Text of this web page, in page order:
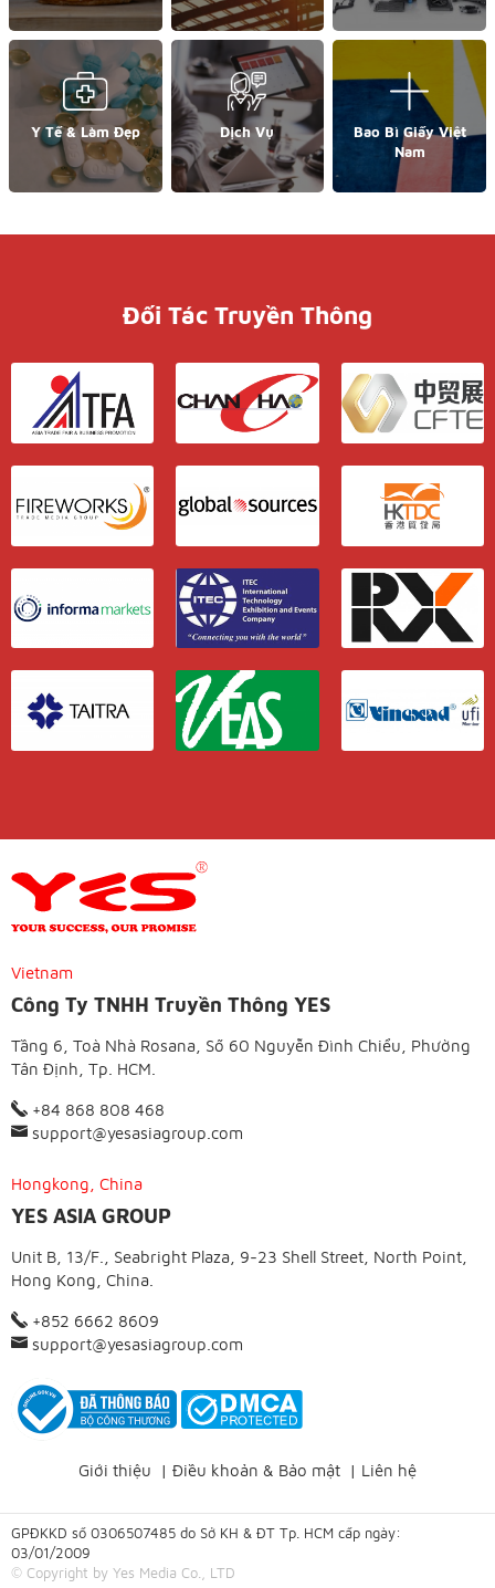
Y Tế & Làm Đẹp Dịch Vụ
Bao Bì Giấy Việt
Nam
Đối Tác Truyền Thông
Vietnam
Công Ty TNHH Truyền Thông YES
Tầng 6, Toà Nhà Rosana, Số 60 Nguyễn Đình Chiểu, Phường
Tân Định, Tp. HCM.
+84 868 808 468
support@yesasiagroup.com
Hongkong, China
YES ASIA GROUP
Unit B, 13/F., Seabright Plaza, 9-23 Shell Street, North Point,
Hong Kong, China.
+852 6662 8609
support@yesasiagroup.com
Giới thiệu | Điều khoản & Bảo mật | Liên hệ
GPĐKKD số 0306507485 do Sở KH & ĐT Tp. HCM cấp ngày:
03/01/2009
© Copyright by Yes Media Co., LTD